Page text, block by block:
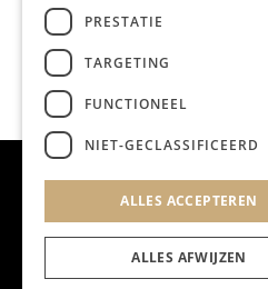
PRESTATIE
TARGETING
FUNCTIONEEL
NIET-GECLASSIFICEERD
ALLES ACCEPTEREN
ALLES AFWIJZEN